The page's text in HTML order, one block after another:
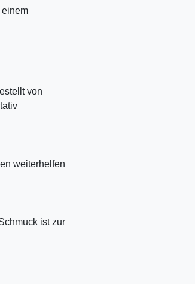
einem
von
weiterhelfen
ist zur